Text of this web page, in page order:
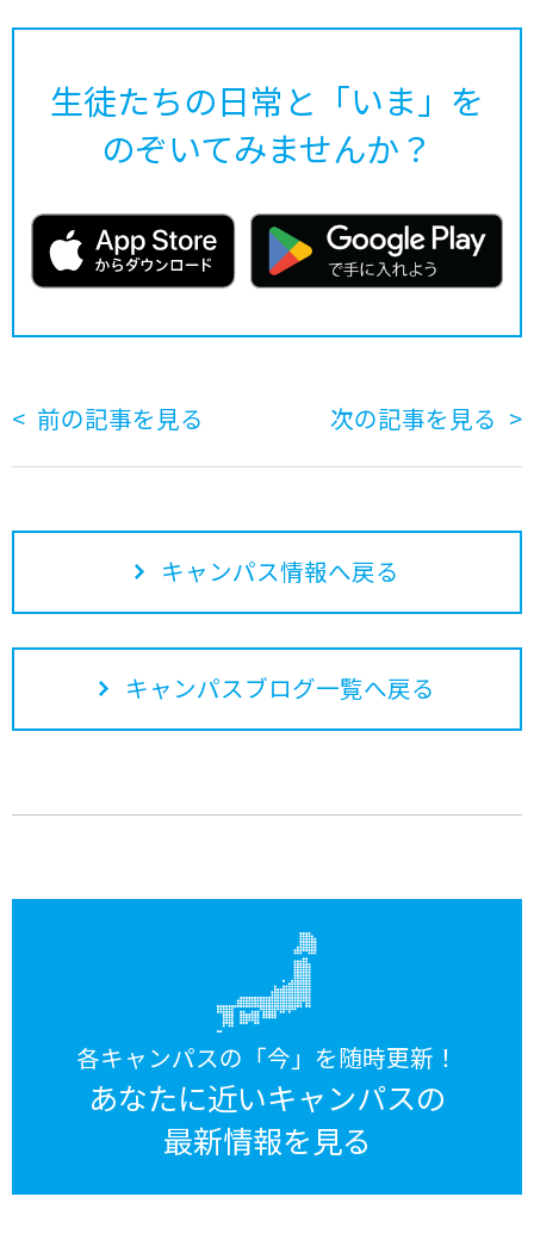
生徒たちの日常と「いま」を
のぞいてみませんか？
前の記事を見る 次の記事を見る
キャンパス情報へ戻る
キャンパスブログ一覧へ戻る
各キャンパスの「今」を随時更新！
あなたに近いキャンパスの
最新情報を見る